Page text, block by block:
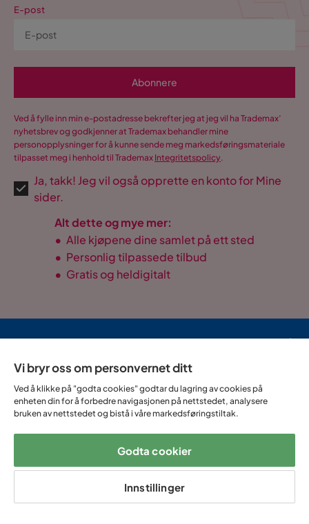
E-post
Abonnere
Ved å fylle inn min e-postadresse bekrefter jeg at jeg vil ha Trademax’
nyhetsbrev og godkjenner at Trademax behandler mine
personopplysninger for å kunne sende meg markedsføringsmateriale
tilpasset meg i henhold til Trademax Integritetspolicy.
Ja, takk! Jeg vil også opprette en konto for Mine
sider.
Alt dette og mye mer:
• Alle kjøpene dine samlet på ett sted
• Personlig tilpassede tilbud
• Gratis og heldigitalt
14 dagers
Lave
Opptil 20 års
Hjelp & kontakt
Vi bryr oss om personvernet ditt
Ved å klikke på "godta cookies" godtar du lagring av cookies på
enheten din for å forbedre navigasjonen på nettstedet, analysere
bruken av nettstedet og bistå i våre markedsføringstiltak.
Godta cookier
Innstillinger